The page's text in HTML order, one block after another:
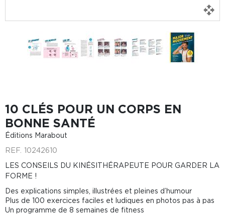
10 CLÉS POUR UN CORPS EN
BONNE SANTÉ
Éditions Marabout
REF. 10242610
LES CONSEILS DU KINÉSITHÉRAPEUTE POUR GARDER LA
FORME !
Des explications simples, illustrées et pleines d’humour
Plus de 100 exercices faciles et ludiques en photos pas à pas
Un programme de 8 semaines de fitness